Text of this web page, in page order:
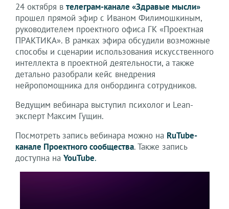
24 октября в телеграм-канале «Здравые мысли»
прошел прямой эфир с Иваном Филимошкиным,
руководителем проектного офиса ГК «Проектная
ПРАКТИКА». В рамках эфира обсудили возможные
способы и сценарии использования искусственного
интеллекта в проектной деятельности, а также
детально разобрали кейс внедрения
нейропомощника для онбординга сотрудников.
Ведущим вебинара выступил психолог и Lean-
эксперт Максим Гущин.
Посмотреть запись вебинара можно на RuTube-
канале Проектного сообщества. Также запись
доступна на YouTube.